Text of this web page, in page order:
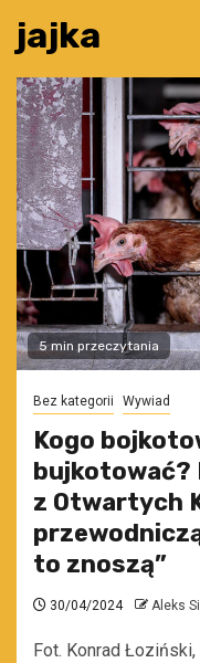
jajka
5 min przeczytania
Bez kategorii Wywiad
Kogo
bujkotować?
z Otwartych
to znoszą”
30/04/2024 Aleks
Fot. Konrad Łoziński,